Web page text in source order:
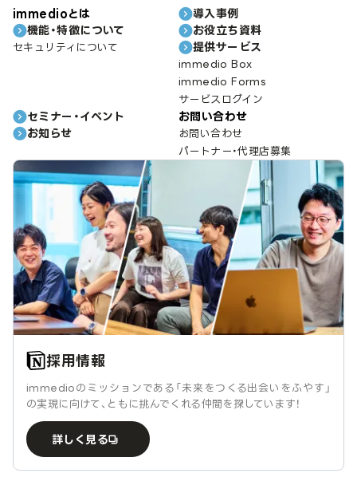
immedioとは
機能・特徴について
セキュリティについて
導入事例
お役立ち資料
提供サービス
immedio Box
immedio Forms
サービスログイン
セミナー・イベント
お知らせ
お問い合わせ
お問い合わせ
パートナー・代理店募集
採用情報
immedioのミッションである「未来をつくる出会いをふやす」
の実現に向けて、ともに挑んでくれる仲間を探しています！
詳しく見る